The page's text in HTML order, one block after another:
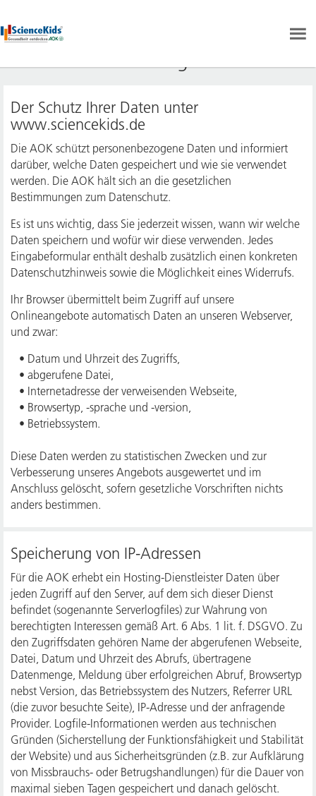
Der Schutz Ihrer Daten unter
www.sciencekids.de
Die AOK schützt personenbezogene Daten und informiert
darüber, welche Daten gespeichert und wie sie verwendet
werden. Die AOK hält sich an die gesetzlichen
Bestimmungen zum Datenschutz.
Es ist uns wichtig, dass Sie jederzeit wissen, wann wir welche
Daten speichern und wofür wir diese verwenden. Jedes
Eingabeformular enthält deshalb zusätzlich einen konkreten
Datenschutzhinweis sowie die Möglichkeit eines Widerrufs.
Ihr Browser übermittelt beim Zugriff auf unsere
Onlineangebote automatisch Daten an unseren Webserver,
und zwar:
• Datum und Uhrzeit des Zugriffs,
• abgerufene Datei,
• Internetadresse der verweisenden Webseite,
• Browsertyp, -sprache und -version,
• Betriebssystem.
Diese Daten werden zu statistischen Zwecken und zur
Verbesserung unseres Angebots ausgewertet und im
Anschluss gelöscht, sofern gesetzliche Vorschriften nichts
anders bestimmen.
Speicherung von IP-Adressen
Für die AOK erhebt ein Hosting-Dienstleister Daten über
jeden Zugriff auf den Server, auf dem sich dieser Dienst
befindet (sogenannte Serverlogfiles) zur Wahrung von
berechtigten Interessen gemäß Art. 6 Abs. 1 lit. f. DSGVO. Zu
den Zugriffsdaten gehören Name der abgerufenen Webseite,
Datei, Datum und Uhrzeit des Abrufs, übertragene
Datenmenge, Meldung über erfolgreichen Abruf, Browsertyp
nebst Version, das Betriebssystem des Nutzers, Referrer URL
(die zuvor besuchte Seite), IP-Adresse und der anfragende
Provider. Logfile-Informationen werden aus technischen
Gründen (Sicherstellung der Funktionsfähigkeit und Stabilität
der Website) und aus Sicherheitsgründen (z.B. zur Aufklärung
von Missbrauchs- oder Betrugshandlungen) für die Dauer von
maximal sieben Tagen gespeichert und danach gelöscht.